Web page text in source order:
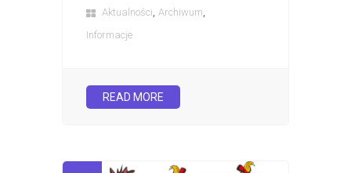
Aktualności Archiwum
Informacje
READ MORE